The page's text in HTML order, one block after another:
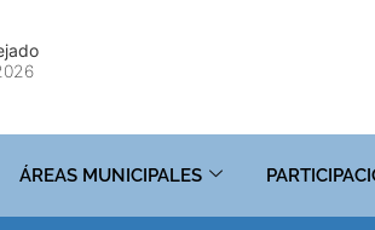
ÁREAS MUNICIPALES